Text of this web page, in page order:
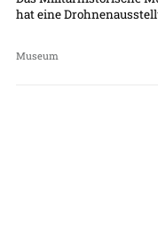
hat eine
Museum